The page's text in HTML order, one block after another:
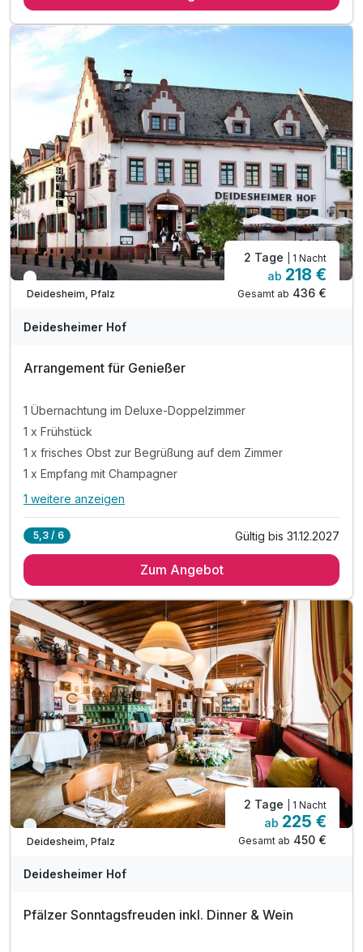
1 x Empfang mit Champagner
1 x 5-Gang Candlelight-Menü
In 1 Woche wieder frei
Deidesheim, Pfalz
2 Tage | 1 Nacht
ab 218 €
Gesamt ab 436 €
Deidesheimer Hof
Arrangement für Genießer
1 Übernachtung im Deluxe-Doppelzimmer
1 x Frühstück
1 x frisches Obst zur Begrüßung auf dem Zimmer
1 x Empfang mit Champagner
Alle Inklusivleistungen
1 x Empfang mit Champagner
1 x 5-Gang-Degustationsmenü
1 weitere anzeigen
5,3 / 6 Gültig bis 31.12.2027
Zum Angebot
Viele Termine frei
Deidesheim, Pfalz
2 Tage | 1 Nacht
ab 225 €
Gesamt ab 450 €
Deidesheimer Hof
Pfälzer Sonntagsfreuden inkl. Dinner & Wein